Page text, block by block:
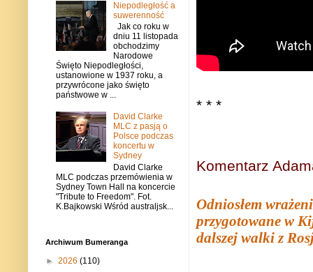
* * *
Komentarz
Odniosłem
przygotowane w
dalszej walki z
Niepodległość a
suwerenność
Jak co roku w
dniu 11 listopada
obchodzimy
Narodowe
Święto Niepodległości,
ustanowione w 1937 roku, a
przywrócone jako święto
państwowe w ...
David Clarke
MLC z pasją o
Polsce podczas
koncertu w
Sydney
David Clarke
MLC podczas przemówienia w
Sydney Town Hall na koncercie
"Tribute to Freedom". Fot.
K.Bajkowski Wśród australjsk...
Archiwum Bumeranga
► 2026 (110)